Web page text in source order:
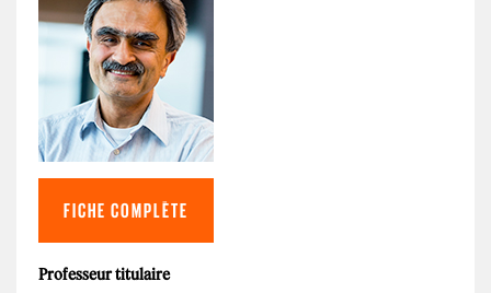
FICHE COMPLÈTE
Professeur titulaire